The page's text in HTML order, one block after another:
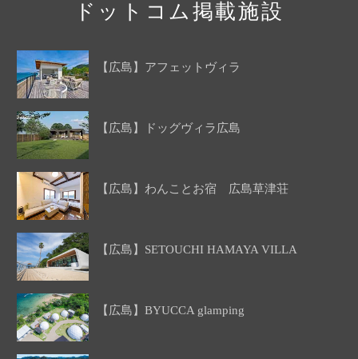
ドットコム掲載施設
【広島】アフェットヴィラ
【広島】ドッグヴィラ広島
【広島】わんことお宿 広島草津荘
【広島】SETOUCHI HAMAYA VILLA
【広島】BYUCCA glamping